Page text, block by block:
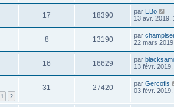
17 18390 par EBo
13 avr. 2019,
8 13190 par
22 mars
16 16629 par
13 févr.
1 2
31 27420 par Gercofis
03 févr.